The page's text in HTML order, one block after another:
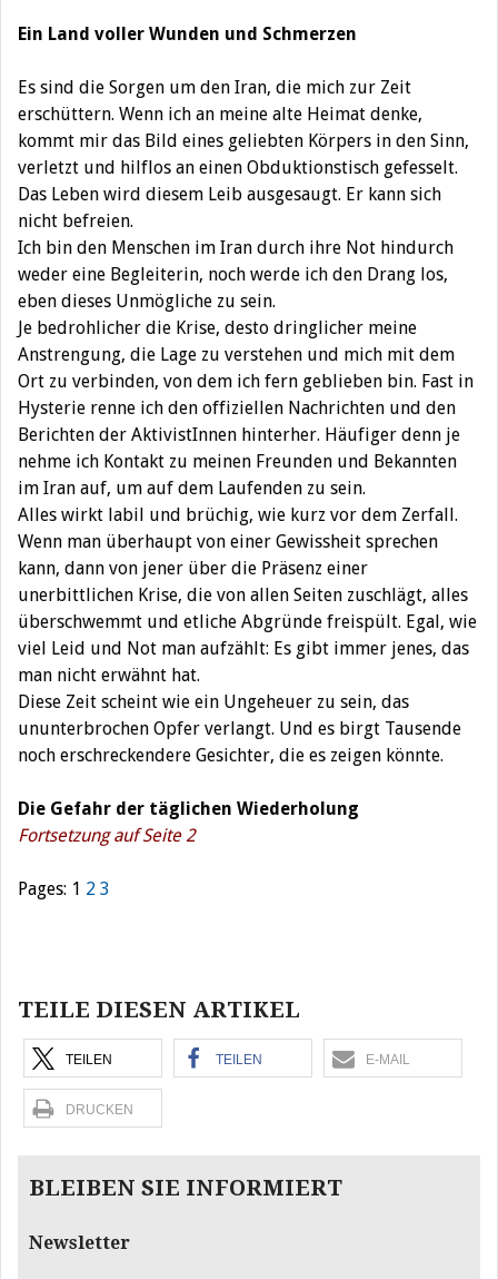
Ein Land voller Wunden und Schmerzen
Es sind die Sorgen um den Iran, die mich zur Zeit
erschüttern. Wenn ich an meine alte Heimat denke,
kommt mir das Bild eines geliebten Körpers in den Sinn,
verletzt und hilflos an einen Obduktionstisch gefesselt.
Das Leben wird diesem Leib ausgesaugt. Er kann sich
nicht befreien.
Ich bin den Menschen im Iran durch ihre Not hindurch
weder eine Begleiterin, noch werde ich den Drang los,
eben dieses Unmögliche zu sein.
Je bedrohlicher die Krise, desto dringlicher meine
Anstrengung, die Lage zu verstehen und mich mit dem
Ort zu verbinden, von dem ich fern geblieben bin. Fast in
Hysterie renne ich den offiziellen Nachrichten und den
Berichten der AktivistInnen hinterher. Häufiger denn je
nehme ich Kontakt zu meinen Freunden und Bekannten
im Iran auf, um auf dem Laufenden zu sein.
Alles wirkt labil und brüchig, wie kurz vor dem Zerfall.
Wenn man überhaupt von einer Gewissheit sprechen
kann, dann von jener über die Präsenz einer
unerbittlichen Krise, die von allen Seiten zuschlägt, alles
überschwemmt und etliche Abgründe freispült. Egal, wie
viel Leid und Not man aufzählt: Es gibt immer jenes, das
man nicht erwähnt hat.
Diese Zeit scheint wie ein Ungeheuer zu sein, das
ununterbrochen Opfer verlangt. Und es birgt Tausende
noch erschreckendere Gesichter, die es zeigen könnte.
Die Gefahr der täglichen Wiederholung
Fortsetzung auf Seite 2
Pages: 1 2 3
TEILE DIESEN ARTIKEL
TEILEN TEILEN E-MAIL
DRUCKEN
BLEIBEN SIE INFORMIERT
Newsletter